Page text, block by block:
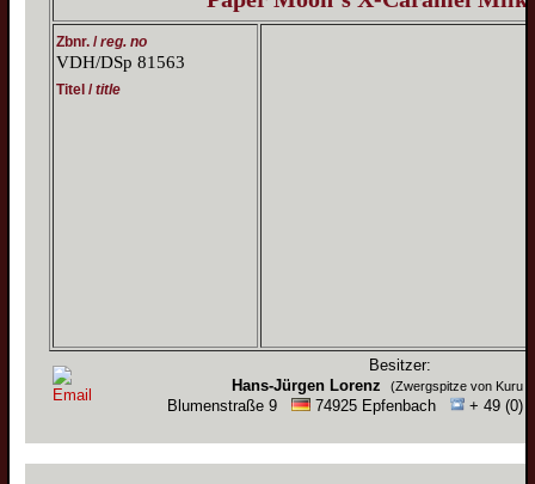
Zbnr. /reg. no
VDH/DSp 81563
Titel /title
Besitzer:
Hans-Jürgen Lorenz
(Zwergspitze von Kuru
Blumenstraße 9 74925 Epfenbach + 49 (0)